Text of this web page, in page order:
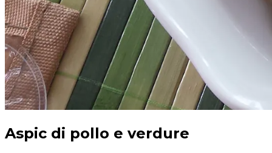
Aspic di pollo e verdure